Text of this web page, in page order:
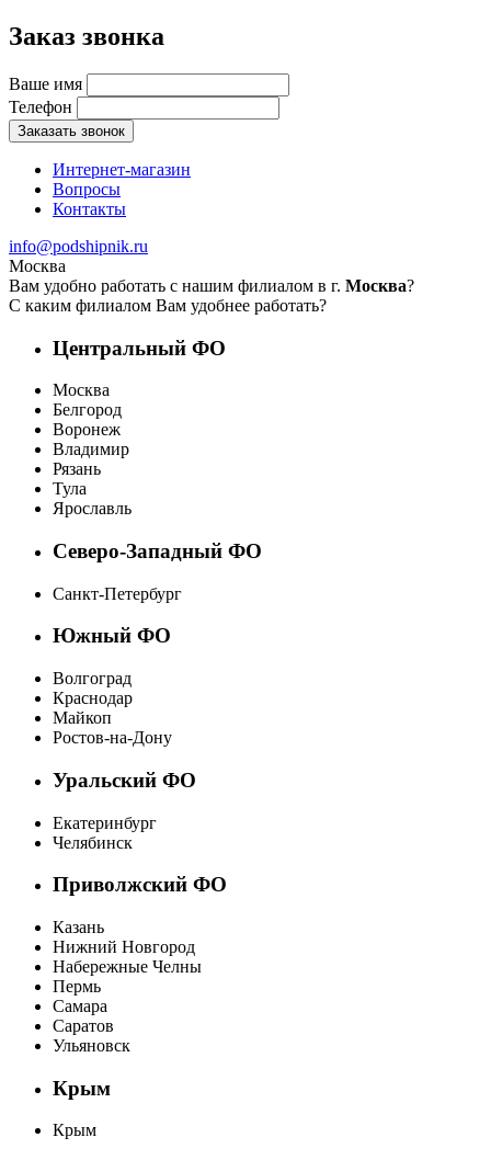
Заказ звонка
Ваше имя
Телефон
Заказать звонок
Интернет-магазин
Вопросы
Контакты
info@podshipnik.ru
Москва
Вам удобно работать с нашим филиалом в г. Москва?
С каким филиалом Вам удобнее работать?
Центральный ФО
Москва
Белгород
Воронеж
Владимир
Рязань
Тула
Ярославль
Северо-Западный ФО
Санкт-Петербург
Южный ФО
Волгоград
Краснодар
Майкоп
Ростов-на-Дону
Уральский ФО
Екатеринбург
Челябинск
Приволжский ФО
Казань
Нижний Новгород
Набережные Челны
Пермь
Самара
Саратов
Ульяновск
Крым
Крым